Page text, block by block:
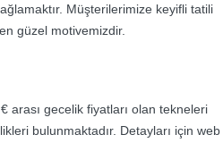
Müşterilerimize keyifli tatili
güzel motivemizdir.
arası gecelik fiyatları olan tekneleri
bulunmaktadır. Detayları için web